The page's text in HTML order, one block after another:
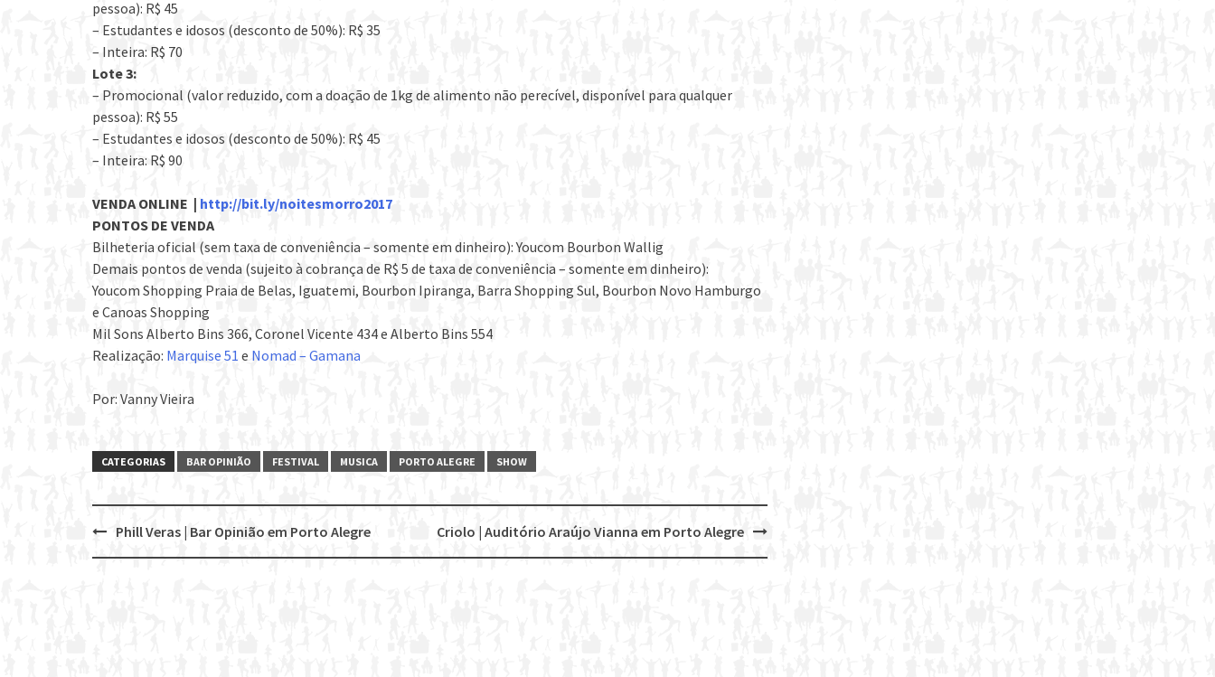
pessoa): R$ 45
– Estudantes e idosos (desconto de 50%): R$ 35
– Inteira: R$ 70
Lote 3:
– Promocional (valor reduzido, com a doação de 1kg de alimento não perecível, disponível para qualquer
pessoa): R$ 55
– Estudantes e idosos (desconto de 50%): R$ 45
– Inteira: R$ 90
VENDA ONLINE | http://bit.ly/noitesmorro2017
PONTOS DE VENDA
Bilheteria oficial (sem taxa de conveniência – somente em dinheiro): Youcom Bourbon Wallig
Demais pontos de venda (sujeito à cobrança de R$ 5 de taxa de conveniência – somente em dinheiro):
Youcom Shopping Praia de Belas, Iguatemi, Bourbon Ipiranga, Barra Shopping Sul, Bourbon Novo Hamburgo
e Canoas Shopping
Mil Sons Alberto Bins 366, Coronel Vicente 434 e Alberto Bins 554
Realização: Marquise 51 e Nomad – Gamana
Por: Vanny Vieira
CATEGORIAS BAR OPINIÃO FESTIVAL MUSICA PORTO ALEGRE SHOW
Post
Criolo | Auditório Araújo Vianna em Porto Alegre
Phill Veras | Bar Opinião em Porto Alegre